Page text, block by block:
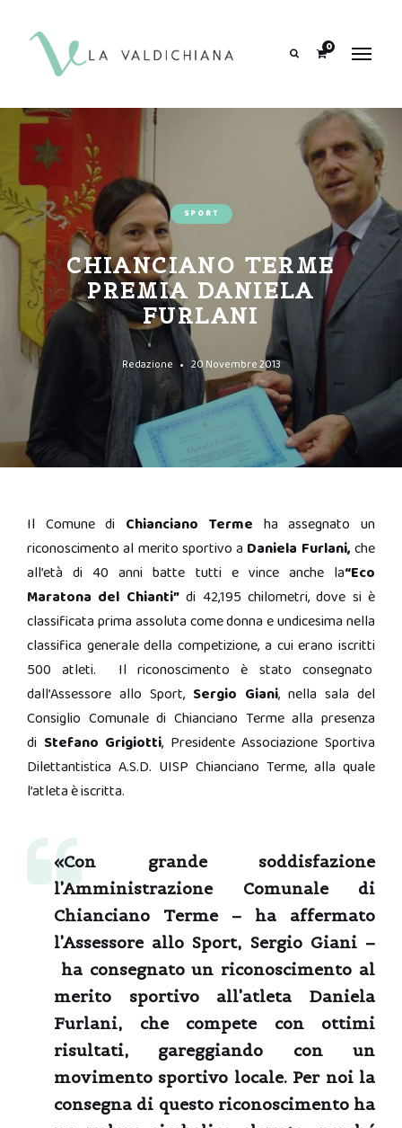
0
SPORT
CHIANCIANO TERME
PREMIA DANIELA
FURLANI
Redazione 20 Novembre 2013
Il Comune di Chianciano Terme ha assegnato un
riconoscimento al merito sportivo a Daniela Furlani, che
all’età di 40 anni batte tutti e vince anche la“Eco
Maratona del Chianti”di 42,195 chilometri, dove si è
classificata prima assoluta come donna e undicesima nella
classifica generale della competizione, a cui erano iscritti
500 atleti. Il riconoscimento è stato consegnato
dall’Assessore allo Sport, Sergio Giani, nella sala del
Consiglio Comunale di Chianciano Terme alla presenza
di Stefano Grigiotti, Presidente Associazione Sportiva
Dilettantistica A.S.D. UISP Chianciano Terme, alla quale
l’atleta è iscritta.
«Con grande soddisfazione
l’Amministrazione Comunale di
Chianciano Terme – ha affermato
l’Assessore allo Sport, Sergio Giani –
ha consegnato un riconoscimento al
merito sportivo all’atleta Daniela
Furlani, che compete con ottimi
risultati, gareggiando con un
movimento sportivo locale. Per noi la
consegna di questo riconoscimento ha